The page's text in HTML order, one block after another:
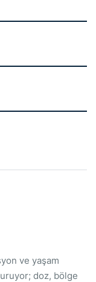
ve yaşam
doz, bölge